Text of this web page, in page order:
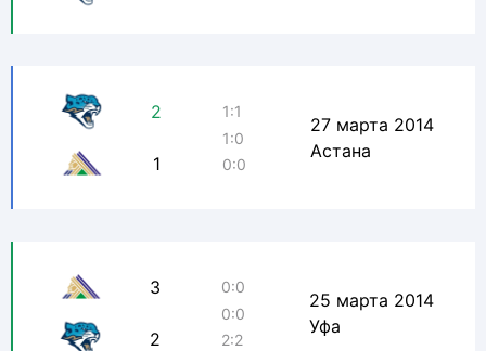
2
1
1:1
1:0
0:0
27 марта 2014
Астана
3
2
0:0
0:0
2:2
25 марта 2014
Уфа